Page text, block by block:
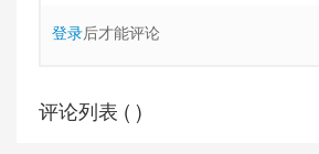
登录后才能评论
评论列表 ( )